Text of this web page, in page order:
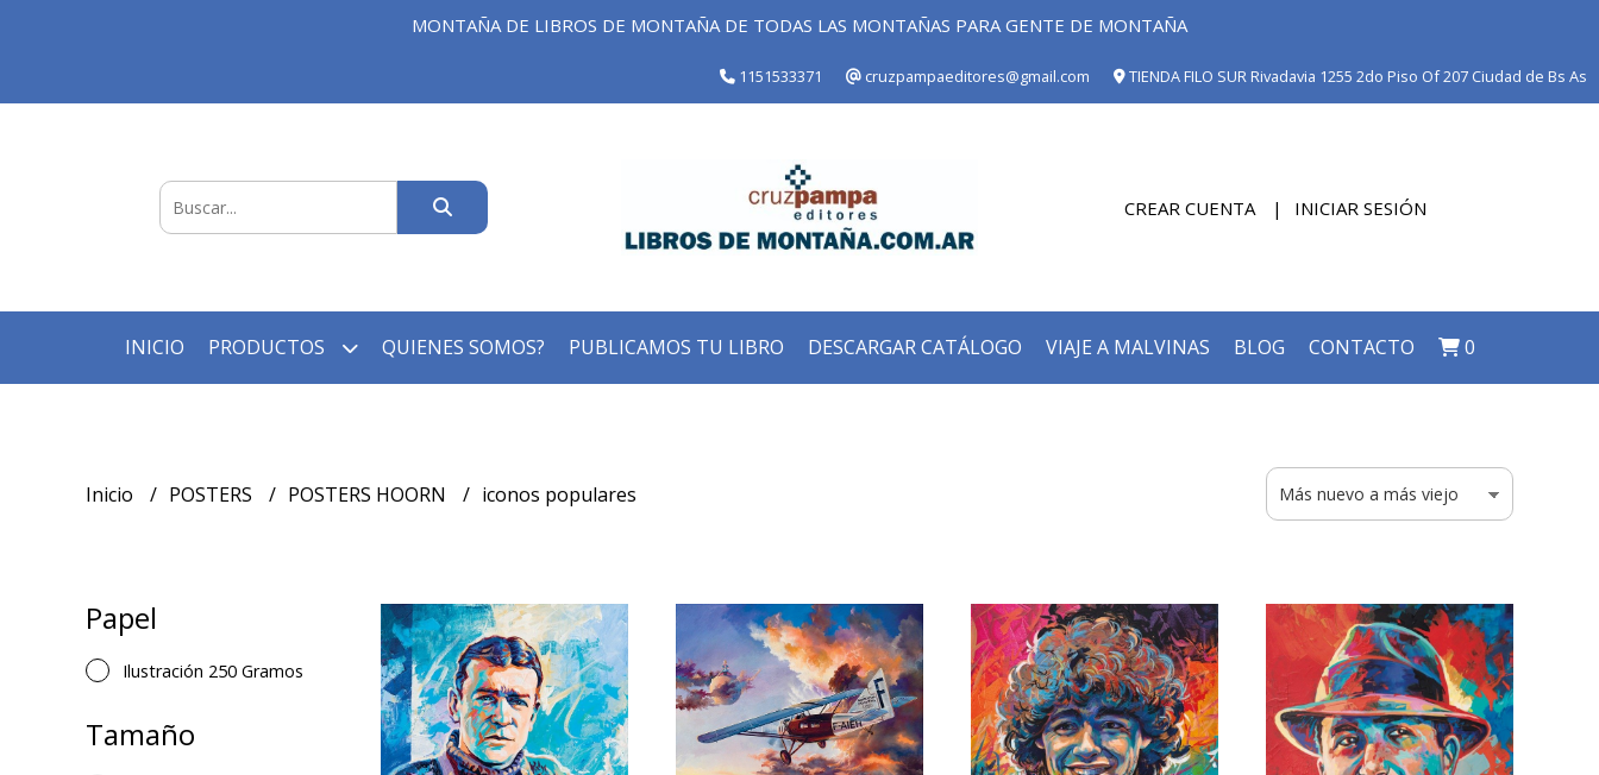
MONTAÑA DE LIBROS DE MONTAÑA DE TODAS LAS MONTAÑAS PARA GENTE DE MONTAÑA
1151533371 cruzpampaeditores@gmail.com TIENDA FILO SUR Rivadavia 1255 2do Piso Of 207 Ciudad de Bs As
CREAR CUENTA INICIAR SESIÓN
INICIO PRODUCTOS QUIENES SOMOS? PUBLICAMOS TU LIBRO DESCARGAR CATÁLOGO VIAJE A MALVINAS BLOG CONTACTO 0
Inicio POSTERS POSTERS HOORN iconos populares
Papel
Ilustración 250 Gramos
Tamaño